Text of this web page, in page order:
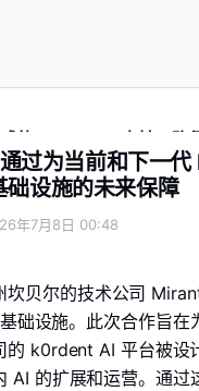
的 Day-Zero 支持，确
过为当前和下一
础设施的未来保障
年7月8日 00:48
坎贝尔的技术公司
础设施。此次合作旨
的 k0rdent AI 平台被设
AI 的扩展和运营。通